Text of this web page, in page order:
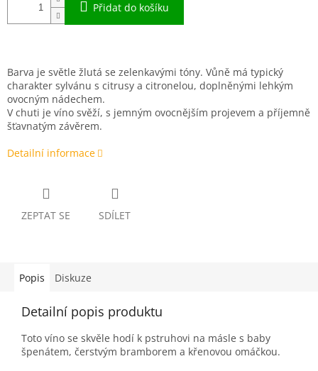
Přidat do košíku
Barva je světle žlutá se zelenkavými tóny. Vůně má typický
charakter sylvánu s citrusy a citronelou, doplněnými lehkým
ovocným nádechem.
V chuti je víno svěží, s jemným ovocnějším projevem a příjemně
šťavnatým závěrem.
Detailní informace
ZEPTAT SE SDÍLET
Popis Diskuze
Detailní popis produktu
Toto víno se skvěle hodí k pstruhovi na másle s baby
špenátem, čerstvým bramborem a křenovou omáčkou.